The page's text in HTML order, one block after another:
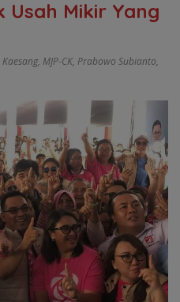
Usah Mikir Yang
Kaesang, MJP-CK, Prabowo Subianto,